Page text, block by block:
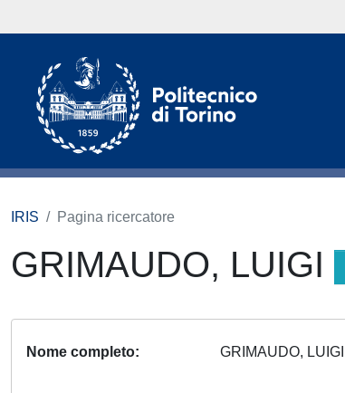
IRIS Pagina ricercatore
GRIMAUDO, LUIGI
Nome completo GRIMAUDO, LUIGI